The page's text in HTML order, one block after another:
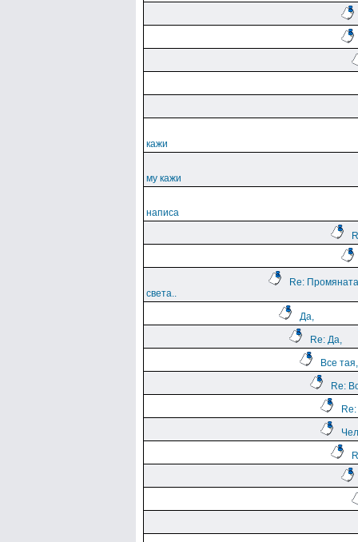
кажи
му кажи
написа
Re:
света..
Да,
Re: Да,
Все тая,
Re: